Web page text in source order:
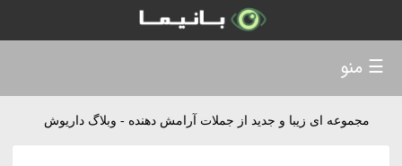
مجموعه ای زیبا و جدید از جملات آرامش دهنده - وبلاگ داریوش
☰ منو